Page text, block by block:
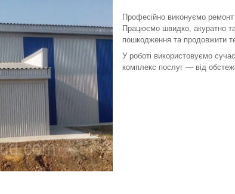
Професійно виконуємо ремонт
Працюємо швидко, акуратно
пошкодження та продовжити
У роботі використовуємо
комплекс послуг — від